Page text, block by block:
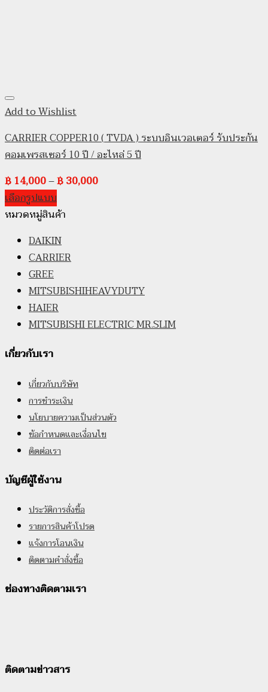
Add to Wishlist
CARRIER COPPER10 ( TVDA ) ระบบอินเวอเตอร์ รับประกัน
คอมเพรสเซอร์ 10 ปี / อะไหล่ 5 ปี
฿ 14,000–฿30,000
เลือกรูปแบบ
หมวดหมู่สินค้า
DAIKIN
CARRIER
GREE
MITSUBISHIHEAVYDUTY
HAIER
MITSUBISHI ELECTRIC MR.SLIM
เกี่ยวกับเรา
เกี่ยวกับบริษัท
การชำระเงิน
นโยบายความเป็นส่วนตัว
ข้อกำหนดและเงื่อนไข
ติดต่อเรา
บัญชีผู้ใช้งาน
ประวัติการสั่งซื้อ
รายการสินค้าโปรด
แจ้งการโอนเงิน
ติดตามคำสั่งซื้อ
ช่องทางติดตามเรา
ติดตามข่าวสาร